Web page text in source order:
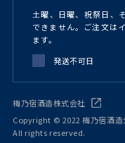
土曜、日曜、祝祭日、
できません。ご注文は
ます。
発送不可日
梅乃宿酒造株式会社
Copyright © 2022 梅乃宿酒造
All rights reserved.